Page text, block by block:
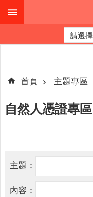
跳到主要內容區塊
階
機
關
便
首頁 主題專區
自然人憑證專區
主題：
內容：